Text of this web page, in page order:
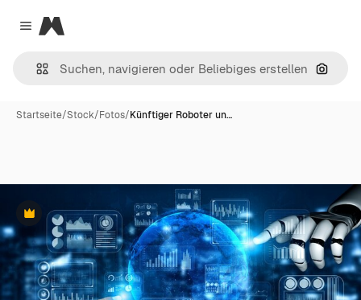
Close menu
Magnific
Nach
Startseite/Stock/Fotos/Künftiger Roboter un…
Premium